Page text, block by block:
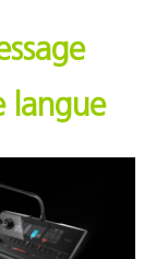
langue